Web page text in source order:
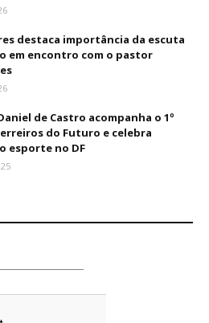
destaca importância da escuta
em encontro com o pastor
de Castro acompanha o 1º
do Futuro e celebra
esporte no DF